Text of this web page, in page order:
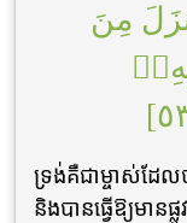
مِنَ
ទ្រង់គឺជាម្ចាស់ដែល
និងបានធ្វើឱ្យមាន